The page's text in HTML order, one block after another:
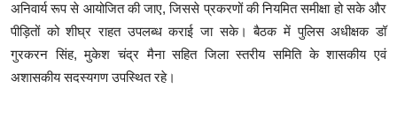
अनिवार्य रूप से आयोजित की जाए,जिससे प्रकरणों की नियमित समीक्षा हो सके और
पीड़ितों को शीघ्र राहत उपलब्ध कराई जा सके।
बैठक में पुलिस अधीक्षक डॉ
गुरकरन सिंह,मुकेश चंद्र मैना सहित जिला स्तरीय समिति के शासकीय एवं
अशासकीय सदस्यगण उपस्थित रहे।